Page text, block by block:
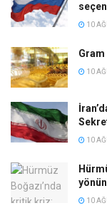
10
Gram
10
10
10